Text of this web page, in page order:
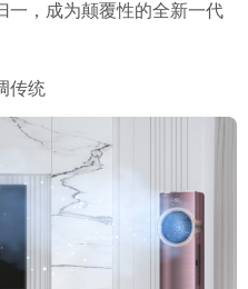
一，成为颠覆性的全新一代
传统